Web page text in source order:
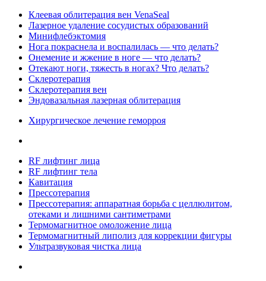
Клеевая облитерация вен VenaSeal
Лазерное удаление сосудистых образований
Минифлебэктомия
Нога покраснела и воспалилась — что делать?
Онемение и жжение в ноге — что делать?
Отекают ноги, тяжесть в ногах? Что делать?
Склеротерапия
Склеротерапия вен
Эндовазальная лазерная облитерация
Хирургическое лечение геморроя
RF лифтинг лица
RF лифтинг тела
Кавитация
Прессотерапия
Прессотерапия: аппаратная борьба с целлюлитом,
отеками и лишними сантиметрами
Термомагнитное омоложение лица
Термомагнитный липолиз для коррекции фигуры
Ультразвуковая чистка лица